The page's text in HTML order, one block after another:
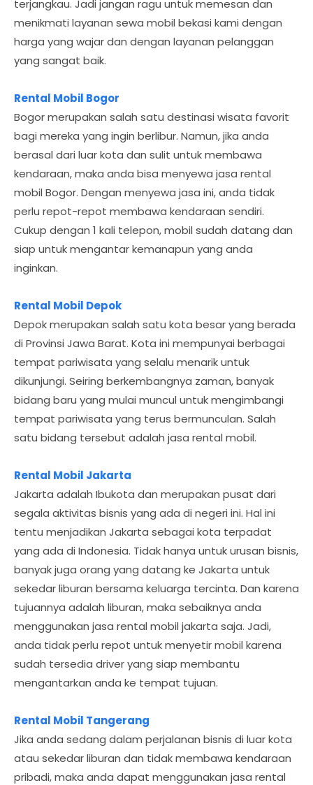
terjangkau. Jadi jangan ragu untuk memesan dan
menikmati layanan sewa mobil bekasi kami dengan
harga yang wajar dan dengan layanan pelanggan
yang sangat baik.
Rental Mobil Bogor
Bogor merupakan salah satu destinasi wisata favorit
bagi mereka yang ingin berlibur. Namun, jika anda
berasal dari luar kota dan sulit untuk membawa
kendaraan, maka anda bisa menyewa jasa rental
mobil Bogor. Dengan menyewa jasa ini, anda tidak
perlu repot-repot membawa kendaraan sendiri.
Cukup dengan 1 kali telepon, mobil sudah datang dan
siap untuk mengantar kemanapun yang anda
inginkan.
Rental Mobil Depok
Depok merupakan salah satu kota besar yang berada
di Provinsi Jawa Barat. Kota ini mempunyai berbagai
tempat pariwisata yang selalu menarik untuk
dikunjungi. Seiring berkembangnya zaman, banyak
bidang baru yang mulai muncul untuk mengimbangi
tempat pariwisata yang terus bermunculan. Salah
satu bidang tersebut adalah jasa rental mobil.
Rental Mobil Jakarta
Jakarta adalah Ibukota dan merupakan pusat dari
segala aktivitas bisnis yang ada di negeri ini. Hal ini
tentu menjadikan Jakarta sebagai kota terpadat
yang ada di Indonesia. Tidak hanya untuk urusan bisnis,
banyak juga orang yang datang ke Jakarta untuk
sekedar liburan bersama keluarga tercinta. Dan karena
tujuannya adalah liburan, maka sebaiknya anda
menggunakan jasa rental mobil jakarta saja. Jadi,
anda tidak perlu repot untuk menyetir mobil karena
sudah tersedia driver yang siap membantu
mengantarkan anda ke tempat tujuan.
Rental Mobil Tangerang
Jika anda sedang dalam perjalanan bisnis di luar kota
atau sekedar liburan dan tidak membawa kendaraan
pribadi, maka anda dapat menggunakan jasa rental